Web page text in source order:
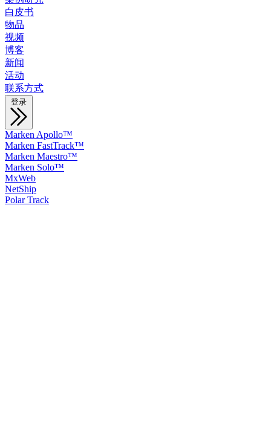
白皮书
物品
视频
博客
新闻
活动
联系方式
登录
Marken Apollo™
Marken FastTrack™
Marken Maestro™
Marken Solo™
MxWeb
NetShip
Polar Track